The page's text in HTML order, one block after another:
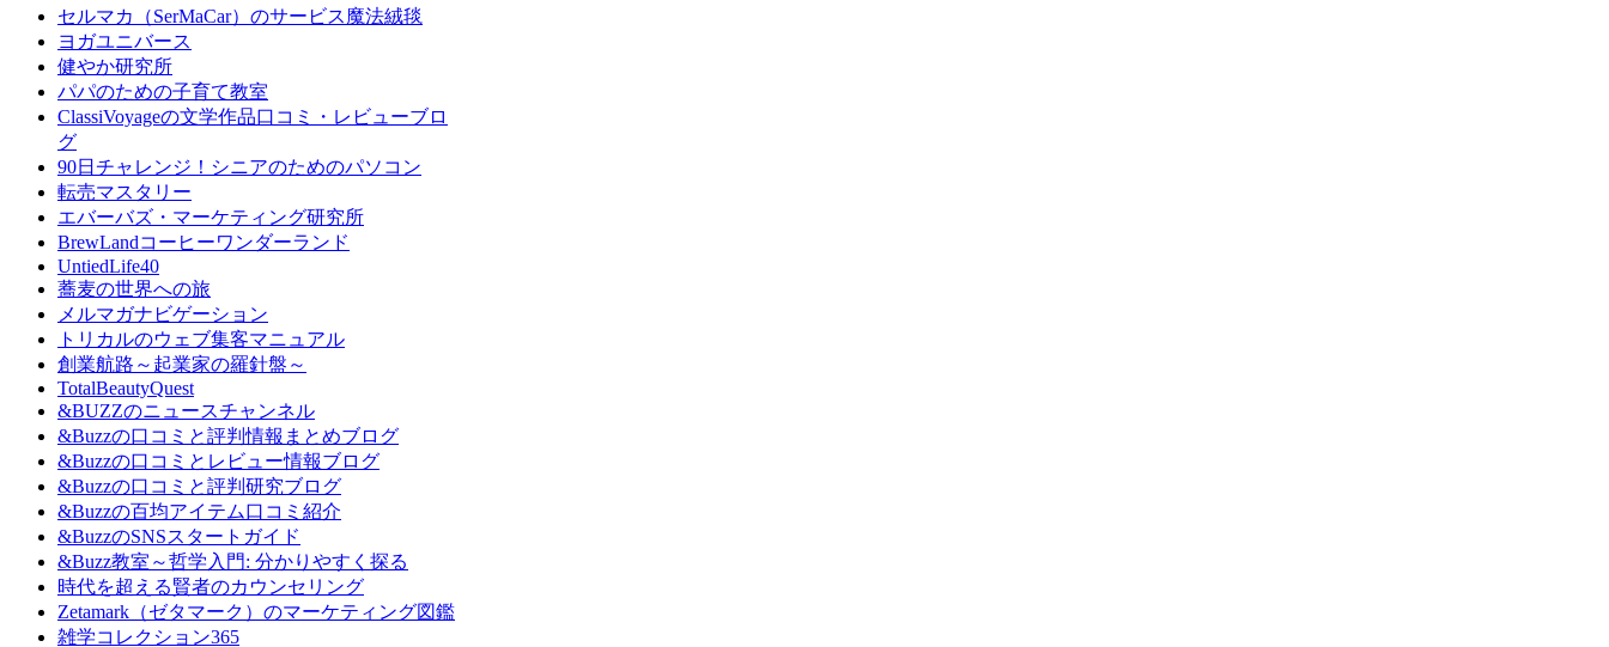
セルマカ（SerMaCar）のサービス魔法絨毯
ヨガユニバース
健やか研究所
パパのための子育て教室
ClassiVoyageの文学作品口コミ・レビューブロ
グ
90日チャレンジ！シニアのためのパソコン
転売マスタリー
エバーバズ・マーケティング研究所
BrewLandコーヒーワンダーランド
UntiedLife40
蕎麦の世界への旅
メルマガナビゲーション
トリカルのウェブ集客マニュアル
創業航路～起業家の羅針盤～
TotalBeautyQuest
&BUZZのニュースチャンネル
&Buzzの口コミと評判情報まとめブログ
&Buzzの口コミとレビュー情報ブログ
&Buzzの口コミと評判研究ブログ
&Buzzの百均アイテム口コミ紹介
&BuzzのSNSスタートガイド
&Buzz教室～哲学入門: 分かりやすく探る
時代を超える賢者のカウンセリング
Zetamark（ゼタマーク）のマーケティング図鑑
雑学コレクション365